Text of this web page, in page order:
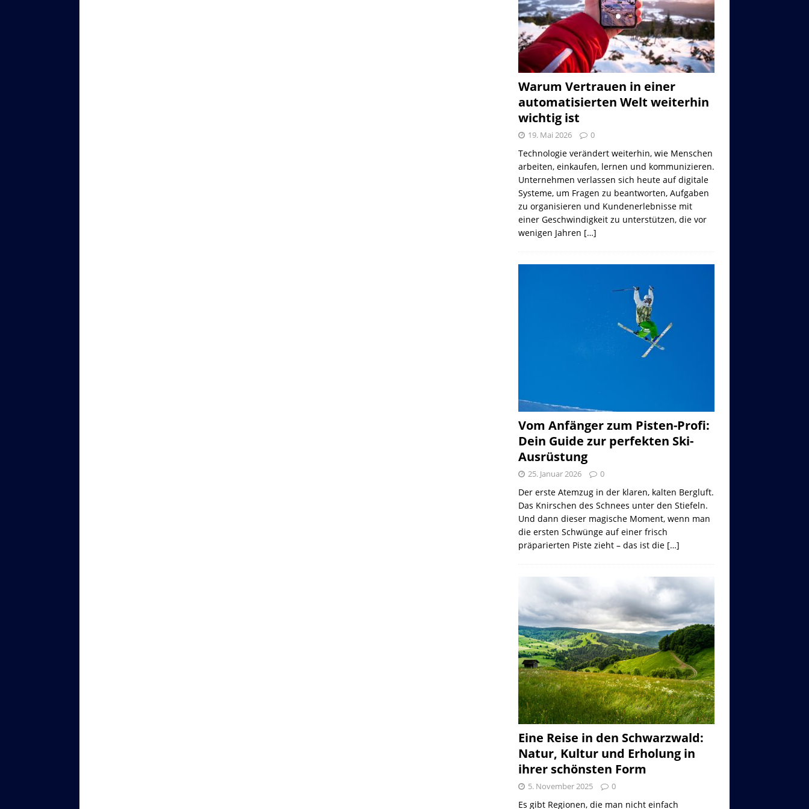
Warum Vertrauen in einer
automatisierten Welt weiterhin
wichtig ist
19. Mai 2026 0
Technologie verändert weiterhin, wie Menschen
arbeiten, einkaufen, lernen und kommunizieren.
Unternehmen verlassen sich heute auf digitale
Systeme, um Fragen zu beantworten, Aufgaben
zu organisieren und Kundenerlebnisse mit
einer Geschwindigkeit zu unterstützen, die vor
wenigen Jahren […]
Vom Anfänger zum Pisten-Profi:
Dein Guide zur perfekten Ski-
Ausrüstung
25. Januar 2026 0
Der erste Atemzug in der klaren, kalten Bergluft.
Das Knirschen des Schnees unter den Stiefeln.
Und dann dieser magische Moment, wenn man
die ersten Schwünge auf einer frisch
präparierten Piste zieht – das ist die […]
Eine Reise in den Schwarzwald:
Natur, Kultur und Erholung in
ihrer schönsten Form
5. November 2025 0
Es gibt Regionen, die man nicht einfach